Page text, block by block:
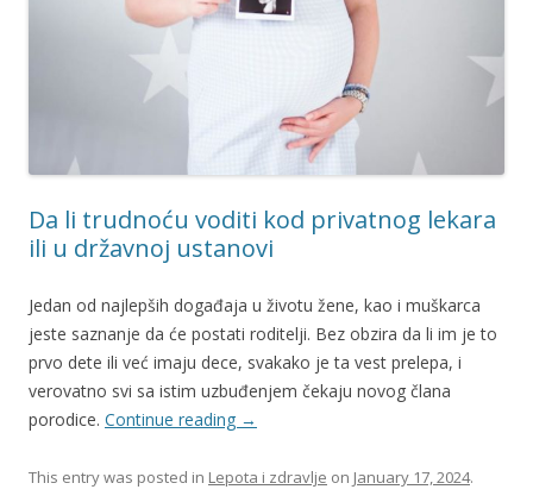
Da li trudnoću voditi kod privatnog lekara
ili u državnoj ustanovi
Jedan od najlepših događaja u životu žene, kao i muškarca
jeste saznanje da će postati roditelji. Bez obzira da li im je to
prvo dete ili već imaju dece, svakako je ta vest prelepa, i
verovatno svi sa istim uzbuđenjem čekaju novog člana
porodice. Continue reading →
This entry was posted in Lepota i zdravlje on January 17, 2024.